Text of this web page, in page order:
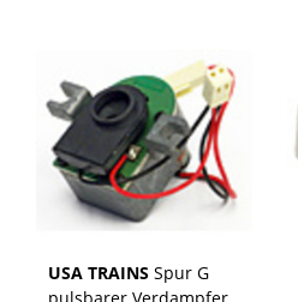
USA TRAINS Spur G